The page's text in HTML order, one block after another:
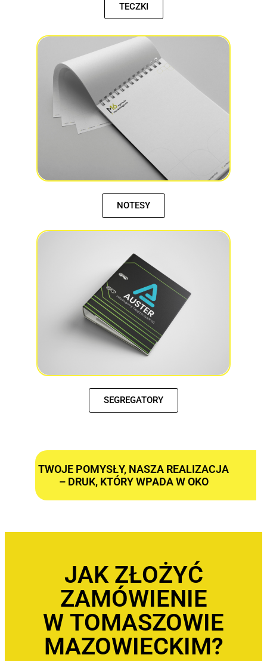
TECZKI
NOTESY
SEGREGATORY
TWOJE POMYSŁY, NASZA REALIZACJA
– DRUK, KTÓRY WPADA W OKO
JAK ZŁOŻYĆ
ZAMÓWIENIE
W TOMASZOWIE
MAZOWIECKIM?